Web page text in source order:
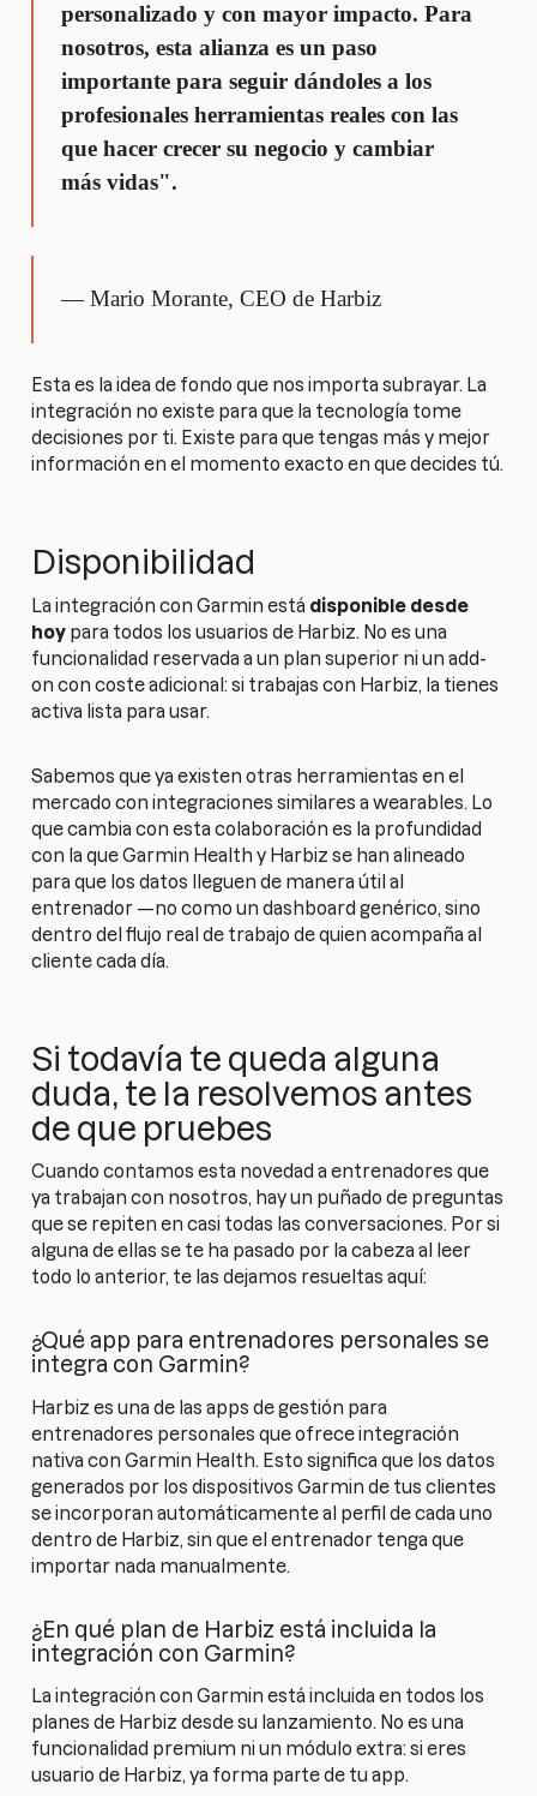
personalizado y con mayor impacto. Para
nosotros, esta alianza es un paso
importante para seguir dándoles a los
profesionales herramientas reales con las
que hacer crecer su negocio y cambiar
más vidas".
— Mario Morante, CEO de Harbiz
Esta es la idea de fondo que nos importa subrayar. La
integración no existe para que la tecnología tome
decisiones por ti. Existe para que tengas más y mejor
información en el momento exacto en que decides tú.
Disponibilidad
La integración con Garmin está disponible desde
hoy para todos los usuarios de Harbiz. No es una
funcionalidad reservada a un plan superior ni un add-
on con coste adicional: si trabajas con Harbiz, la tienes
activa lista para usar.
Sabemos que ya existen otras herramientas en el
mercado con integraciones similares a wearables. Lo
que cambia con esta colaboración es la profundidad
con la que Garmin Health y Harbiz se han alineado
para que los datos lleguen de manera útil al
entrenador —no como un dashboard genérico, sino
dentro del flujo real de trabajo de quien acompaña al
cliente cada día.
Si todavía te queda alguna
duda, te la resolvemos antes
de que pruebes
Cuando contamos esta novedad a entrenadores que
ya trabajan con nosotros, hay un puñado de preguntas
que se repiten en casi todas las conversaciones. Por si
alguna de ellas se te ha pasado por la cabeza al leer
todo lo anterior, te las dejamos resueltas aquí:
¿Qué app para entrenadores personales se
integra con Garmin?
Harbiz es una de las apps de gestión para
entrenadores personales que ofrece integración
nativa con Garmin Health. Esto significa que los datos
generados por los dispositivos Garmin de tus clientes
se incorporan automáticamente al perfil de cada uno
dentro de Harbiz, sin que el entrenador tenga que
importar nada manualmente.
¿En qué plan de Harbiz está incluida la
integración con Garmin?
La integración con Garmin está incluida en todos los
planes de Harbiz desde su lanzamiento. No es una
funcionalidad premium ni un módulo extra: si eres
usuario de Harbiz, ya forma parte de tu app.